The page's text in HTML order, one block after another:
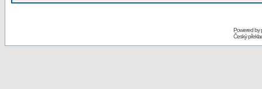
Powered by
Český